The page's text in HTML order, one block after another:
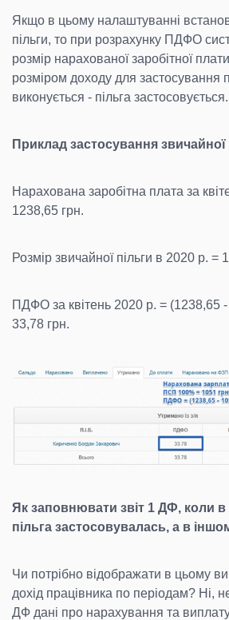
Якщо в цьому налаштуванні
пільги, то при розрахунку ПДФО
розмір нарахованої заробітної
розміром доходу для застосування
виконується - пільга застосовується.
Приклад застосування звичайної
Нарахована заробітна плата за
1238,65 грн.
Розмір звичайної пільги в 2020 р. =
ПДФО за квітень 2020 р. = (1238,65
33,78 грн.
Як заповнювати звіт 1 ДФ, коли в
пільга застосовувалась, а в
Чи потрібно відображати в цьому
дохід працівника по періодам? Ні,
ДФ дані про нарахування та